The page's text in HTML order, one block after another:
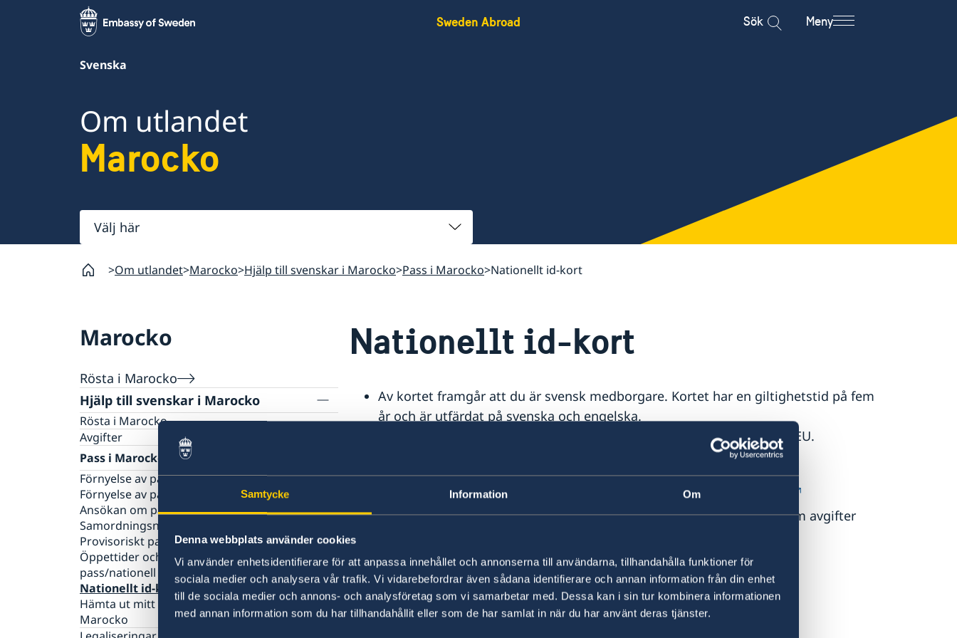
Samtycke Information Om
Denna webbplats använder cookies
Vi använder enhetsidentifierare för att anpassa innehållet och annonserna till användarna, tillhandahålla funktioner för
sociala medier och analysera vår trafik. Vi vidarebefordrar även sådana identifierare och annan information från din enhet
till de sociala medier och annons- och analysföretag som vi samarbetar med. Dessa kan i sin tur kombinera informationen
med annan information som du har tillhandahållit eller som de har samlat in när du har använt deras tjänster.
Sweden Abroad Sök Meny
Svenska
Om utlandet
Marocko
Välj
här
Om utlandet Marocko Hjälp till svenskar i Marocko Pass i Marocko Nationellt id-kort
Marocko
Rösta i Marocko
Hjälp till svenskar i Marocko
Rösta i Marocko
Avgifter
Pass i Marocko
Förnyelse av pass för vuxna
Förnyelse av pass för barn under 18 år
Ansökan om pass för barn under 18 år
Samordningsnummer
Provisoriskt pass
Öppettider och tidsbokning - Ansökan om
pass/nationell id-handling
Nationellt id-kort
Hämta ut mitt pass på ett svenskt konsulat i
Marocko
Nationellt id-kort
Av kortet framgår att du är svensk medborgare. Kortet har en giltighetstid på fem
år och är utfärdat på svenska och engelska.
Med det nationella id-kortet kan du sedan 1 juli 2015 resa inom hela EU.
Id-kortet kan du även använda som identitetshandling i Sverige.
Du kan boka tid för ansökan via följande länk:Tidsbokning online
Om du behöver ändra eller avboka:
Ändra eller avboka tid för besök
Betalning sker i samband med ansökan. Du hittar mer information om avgifter